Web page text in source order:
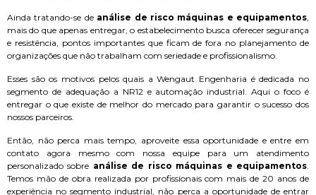
Ainda tratando-se de análise de risco máquinas e equipamentos
mais do que apenas entregar, o estabelecimento busca oferecer segurança
e resistência, pontos importantes que ficam de fora no planejamento de
organizações que não trabalham com seriedade e profissionalismo.
Esses são os motivos pelos quais a Wengaut Engenharia é dedicada no
segmento de adequação a NR12 e automação industrial. Aqui o foco é
entregar o que existe de melhor do mercado para garantir o sucesso dos
nossos parceiros.
Então, não perca mais tempo, aproveite essa oportunidade e entre em
contato agora mesmo com nossa equipe para um atendimento
personalizado sobre análise de risco máquinas e equipamentos
Temos mão de obra realizada por profissionais com mais de 20 anos de
experiência no segmento industrial, não perca a oportunidade de entrar